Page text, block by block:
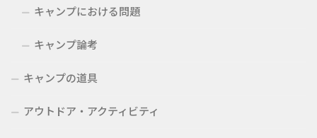
キャンプにおける問題
キャンプ論考
キャンプの道具
アウトドア・アクティビティ